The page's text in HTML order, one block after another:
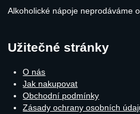
Alkoholické nápoje neprodáváme
Užitečné stránky
O nás
Jak nakupovat
Obchodní podmínky
Zásady ochrany osobních